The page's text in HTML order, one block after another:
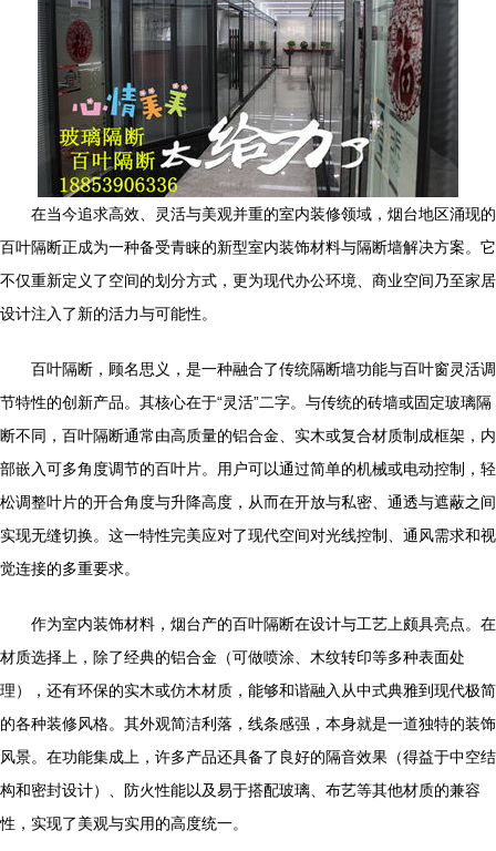
在当今追求高效、灵活与美观并重的室内装修领域，烟台地区涌现的
百叶隔断正成为一种备受青睐的新型室内装饰材料与隔断墙解决方案。它
不仅重新定义了空间的划分方式，更为现代办公环境、商业空间乃至家居
设计注入了新的活力与可能性。
百叶隔断，顾名思义，是一种融合了传统隔断墙功能与百叶窗灵活调
节特性的创新产品。其核心在于“灵活”二字。与传统的砖墙或固定玻璃隔
断不同，百叶隔断通常由高质量的铝合金、实木或复合材质制成框架，内
部嵌入可多角度调节的百叶片。用户可以通过简单的机械或电动控制，轻
松调整叶片的开合角度与升降高度，从而在开放与私密、通透与遮蔽之间
实现无缝切换。这一特性完美应对了现代空间对光线控制、通风需求和视
觉连接的多重要求。
作为室内装饰材料，烟台产的百叶隔断在设计与工艺上颇具亮点。在
材质选择上，除了经典的铝合金（可做喷涂、木纹转印等多种表面处
理），还有环保的实木或仿木材质，能够和谐融入从中式典雅到现代极简
的各种装修风格。其外观简洁利落，线条感强，本身就是一道独特的装饰
风景。在功能集成上，许多产品还具备了良好的隔音效果（得益于中空结
构和密封设计）、防火性能以及易于搭配玻璃、布艺等其他材质的兼容
性，实现了美观与实用的高度统一。